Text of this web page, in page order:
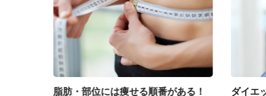
脂肪・部位には痩せる順番がある！
ダイエ